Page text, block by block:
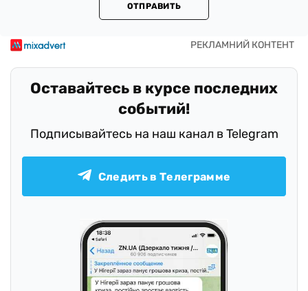
ОТПРАВИТЬ
Оставайтесь в курсе последних
событий!
Подписывайтесь на наш канал в Telegram
Следить в Телеграмме